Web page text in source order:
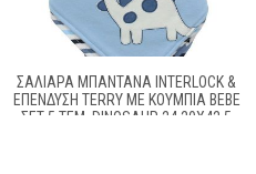
ΣΑΛΙΆΡΑ ΜΠΑΝΤΆΝΑ INTERLOCK &
ΕΠΈΝΔΥΣΗ TERRY ΜΕ ΚΟΥΜΠΊΑ BEBE
ΣΕΤ 5 ΤΕΜ. DINOSAUR 24 20X42.5